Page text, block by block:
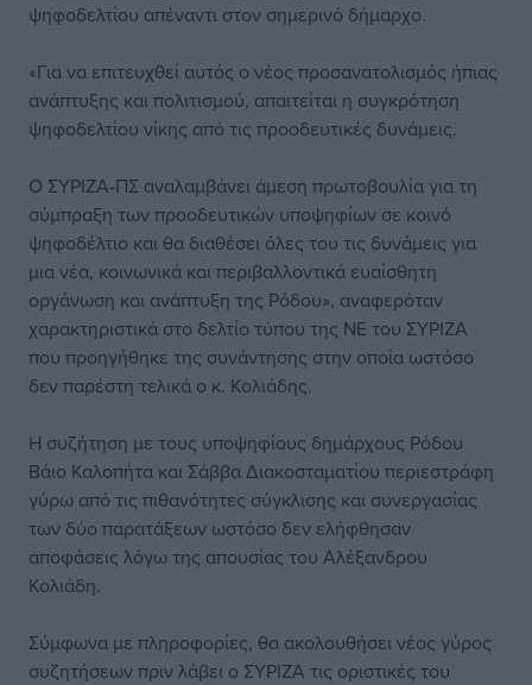
ψηφοδελτίου απέναντι στον σημερινό δήμαρχο.
«Για να επιτευχθεί αυτός ο νέος προσανατολισμός ήπιας
ανάπτυξης και πολιτισμού, απαιτείται η συγκρότηση
ψηφοδελτίου νίκης από τις προοδευτικές δυνάμεις.
Ο ΣΥΡΙΖΑ-ΠΣ αναλαμβάνει άμεση πρωτοβουλία για τη
σύμπραξη των προοδευτικών υποψηφίων σε κοινό
ψηφοδέλτιο και θα διαθέσει όλες του τις δυνάμεις για
μια νέα, κοινωνικά και περιβαλλοντικά ευαίσθητη
οργάνωση και ανάπτυξη της Ρόδου», αναφερόταν
χαρακτηριστικά στο δελτίο τύπου της ΝΕ του ΣΥΡΙΖΑ
που προηγήθηκε της συνάντησης στην οποία ωστόσο
δεν παρέστη τελικά ο κ. Κολιάδης.
Η συζήτηση με τους υποψηφίους δημάρχους Ρόδου
Βάιο Καλοπήτα και Σάββα Διακοσταματίου περιεστράφη
γύρω από τις πιθανότητες σύγκλισης και συνεργασίας
των δύο παρατάξεων ωστόσο δεν ελήφθησαν
αποφάσεις λόγω της απουσίας του Αλέξανδρου
Κολιάδη.
Σύμφωνα με πληροφορίες, θα ακολουθήσει νέος γύρος
συζητήσεων πριν λάβει ο ΣΥΡΙΖΑ τις οριστικές του